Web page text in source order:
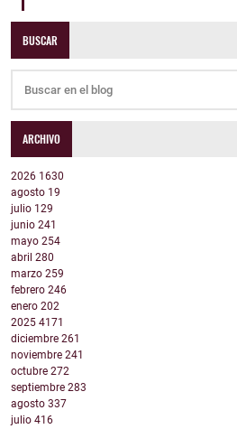
BUSCAR
ARCHIVO
2026 1630
agosto 19
julio 129
junio 241
mayo 254
abril 280
marzo 259
febrero 246
enero 202
2025 4171
diciembre 261
noviembre 241
octubre 272
septiembre 283
agosto 337
julio 416